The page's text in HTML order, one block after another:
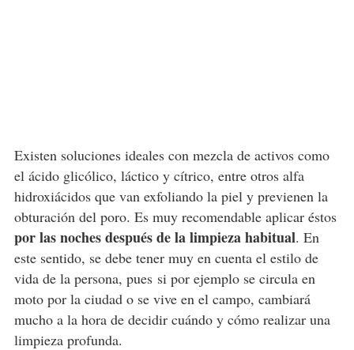
Existen soluciones ideales con mezcla de activos como
el ácido glicólico, láctico y cítrico, entre otros alfa
hidroxiácidos que van exfoliando la piel y previenen la
obturación del poro. Es muy recomendable aplicar éstos
por las noches después de la limpieza habitual. En
este sentido, se debe tener muy en cuenta el estilo de
vida de la persona, pues si por ejemplo se circula en
moto por la ciudad o se vive en el campo, cambiará
mucho a la hora de decidir cuándo y cómo realizar una
limpieza profunda.